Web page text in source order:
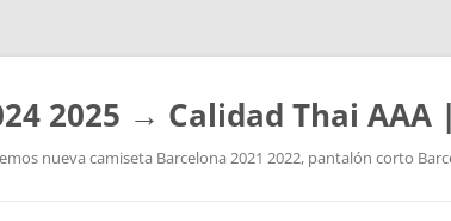
2025 → Calidad Thai
nueva camiseta Barcelona 2021 2022, pantalón corto